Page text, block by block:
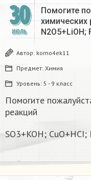
30
ИЮЛЬ
Помогите
химических
N2O5+LiOH;
Автор: komo4ek11
Предмет: Химия
Уровень: 5 - 9 класс
Помогите
реакций
SO3+KOH;